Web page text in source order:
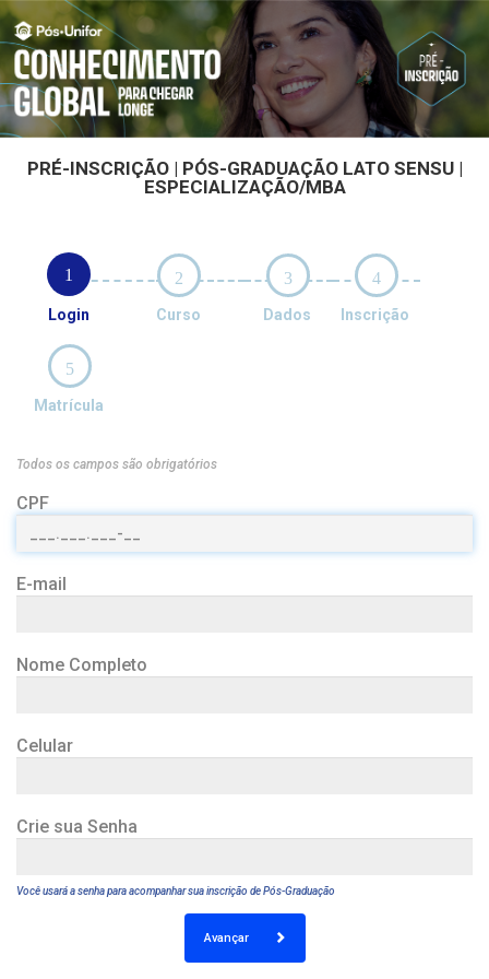
PRÉ-INSCRIÇÃO | PÓS-GRADUAÇÃO LATO SENSU |
ESPECIALIZAÇÃO/MBA
1
Login
2
Curso
3
Dados
4
Inscrição
5
Matrícula
Todos os campos são obrigatórios
CPF
E-mail
Nome Completo
Celular
Crie sua Senha
Você usará a senha para acompanhar sua inscrição de Pós-Graduação
Avançar